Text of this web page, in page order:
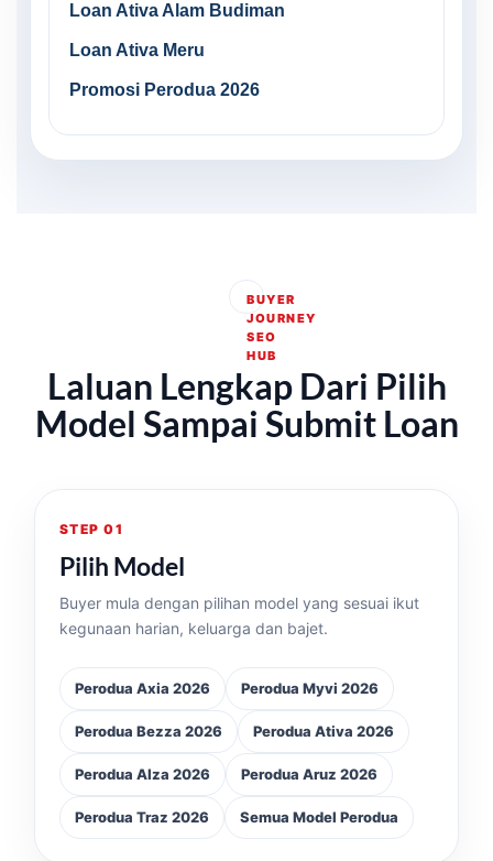
Loan Ativa Alam Budiman
Loan Ativa Meru
Promosi Perodua 2026
BUYER
JOURNEY
SEO
HUB
Laluan Lengkap Dari Pilih
Model Sampai Submit Loan
STEP 01
Pilih Model
Buyer mula dengan pilihan model yang sesuai ikut
kegunaan harian, keluarga dan bajet.
Perodua Axia 2026 Perodua Myvi 2026
Perodua Bezza 2026 Perodua Ativa 2026
Perodua Alza 2026 Perodua Aruz 2026
Perodua Traz 2026 Semua Model Perodua